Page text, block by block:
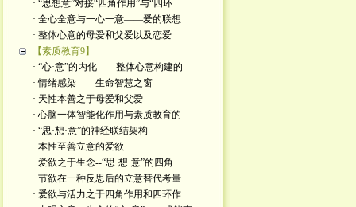
· “思想意”对接“四角作用”与“四环
· 全心全意与一心一意——爱的联想
· 整体心意的母爱和父爱以及恋爱
【素质教育9】
· “心·意”的内化——整体心意构建的
· 情绪感染——生命智慧之窗
· 天性本善之于母爱和父爱
· 心脑一体智能化作用与素质教育的
· “思·想·意”的神经联结架构
· 本性至善立意的爱欲
· 爱欲之于生念--“思·想·意”的四角
· 节欲在一种反思后的立意替代考量
· 爱欲与活力之于四角作用和四环作